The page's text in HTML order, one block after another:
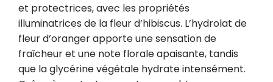
et protectrices, avec les propriétés
illuminatrices de la fleur d’hibiscus. L’hydrolat de
fleur d’oranger apporte une sensation de
fraîcheur et une note florale apaisante, tandis
que la glycérine végétale hydrate intensément.